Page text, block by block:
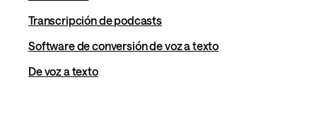
Transcripción de podcasts
Software de conversión de voz a texto
De voz a texto